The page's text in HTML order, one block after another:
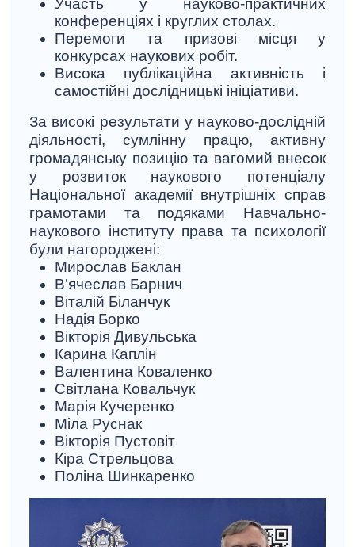
конференціях і круглих столах.
Перемоги та призові місця у
конкурсах наукових робіт.
Висока публікаційна активність і
самостійні дослідницькі ініціативи.
За високі результати у науково-дослідній
діяльності, сумлінну працю, активну
громадянську позицію та вагомий внесок
у розвиток наукового потенціалу
Національної академії внутрішніх справ
грамотами та подяками Навчально-
наукового інституту права та психології
були нагороджені:
Мирослав Баклан
В’ячеслав Барнич
Віталій Біланчук
Надія Борко
Вікторія Дивульська
Карина Каплін
Валентина Коваленко
Світлана Ковальчук
Марія Кучеренко
Міла Руснак
Вікторія Пустовіт
Кіра Стрельцова
Поліна Шинкаренко